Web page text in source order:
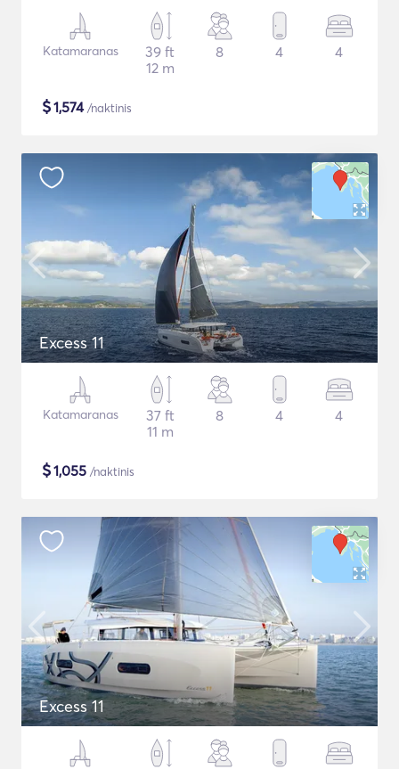
Katamaranas
39 ft
12 m
8 4 4
$1,574/naktinis
Excess 11
Katamaranas
37 ft
11 m
8 4 4
$1,055 /naktinis
Excess 11